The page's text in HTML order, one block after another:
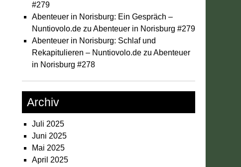
#279
Abenteuer in Norisburg: Ein Gespräch –
Nuntiovolo.de zu Abenteuer in Norisburg #279
Abenteuer in Norisburg: Schlaf und
Rekapitulieren – Nuntiovolo.de zu Abenteuer
in Norisburg #278
Archiv
Juli 2025
Juni 2025
Mai 2025
April 2025